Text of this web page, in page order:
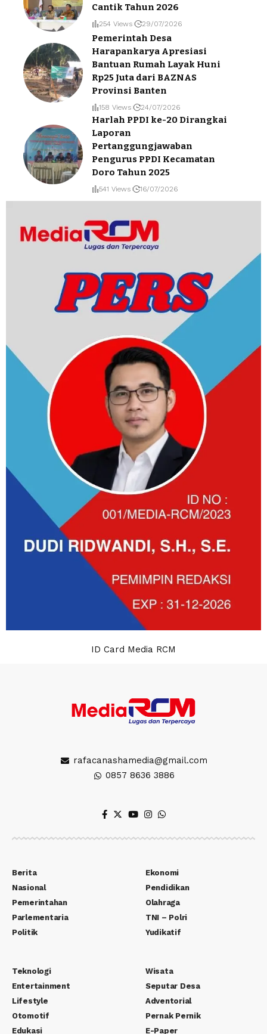
Cantik Tahun 2026
254 Views 29/07/2026
Pemerintah Desa
Harapankarya Apresiasi
Bantuan Rumah Layak Huni
Rp25 Juta dari BAZNAS
Provinsi Banten
158 Views 24/07/2026
Harlah PPDI ke-20 Dirangkai
Laporan
Pertanggungjawaban
Pengurus PPDI Kecamatan
Doro Tahun 2025
541 Views 16/07/2026
ID Card Media RCM
rafacanashamedia@gmail.com
0857 8636 3886
Berita
Nasional
Pemerintahan
Parlementaria
Politik
Ekonomi
Pendidikan
Olahraga
TNI – Polri
Yudikatif
Teknologi
Entertainment
Lifestyle
Otomotif
Edukasi
Wisata
Seputar Desa
Adventorial
Pernak Pernik
E-Paper